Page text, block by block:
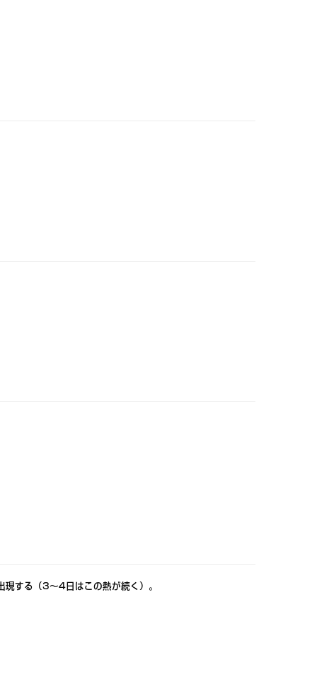
する（3～4日はこの熱が続く）。